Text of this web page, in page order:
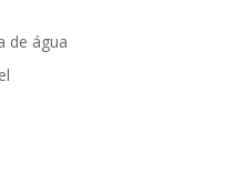
de água